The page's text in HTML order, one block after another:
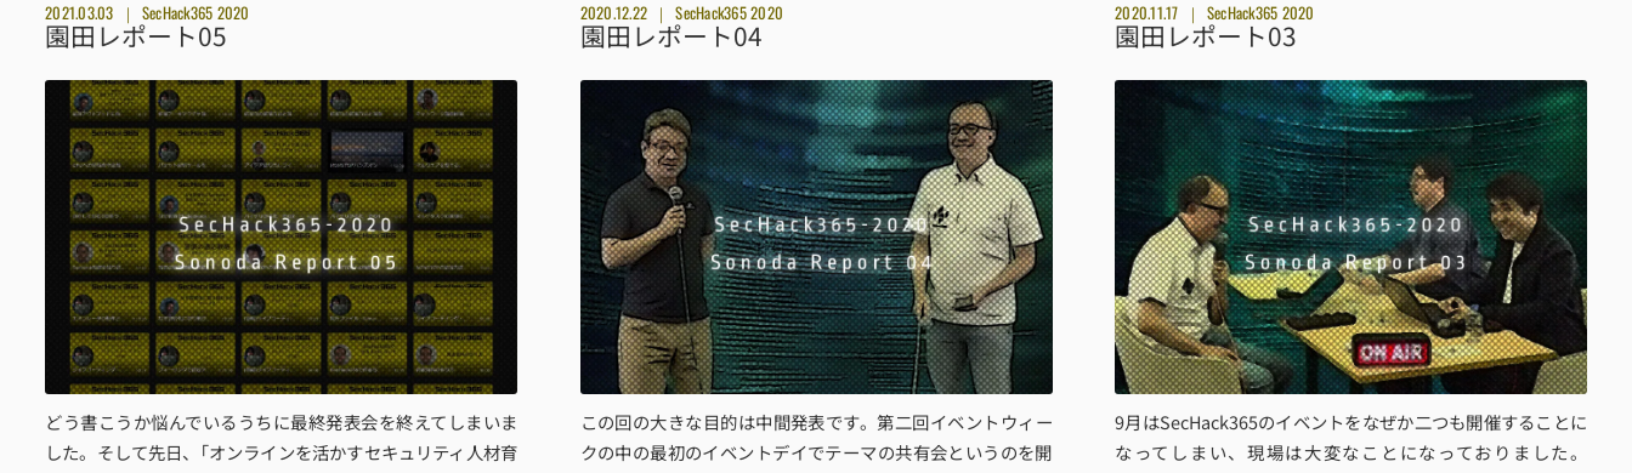
2021.03.03 SecHack365 2020
園田レポート05
どう書こうか悩んでいるうちに最終発表会を終えてしまいま
した。そして先日、｢オンラインを活かすセキュリティ人材育
2020.12.22 SecHack365 2020
園田レポート04
この回の大きな目的は中間発表です。第二回イベントウィー
クの中の最初のイベントデイでテーマの共有会というのを開
2020.11.17 SecHack365 2020
園田レポート03
9月はSecHack365のイベントをなぜか二つも開催することに
なってしまい、現場は大変なことになっておりました。